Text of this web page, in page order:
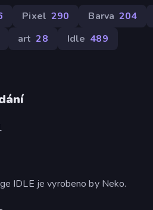
Pixel 290 Barva 204
art 28 Idle 489
IDLE je vyrobeno by Neko.